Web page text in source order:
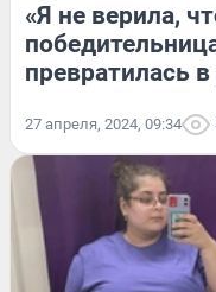
«Я не верила,
превратилась
27 апреля, 2024, 09:34